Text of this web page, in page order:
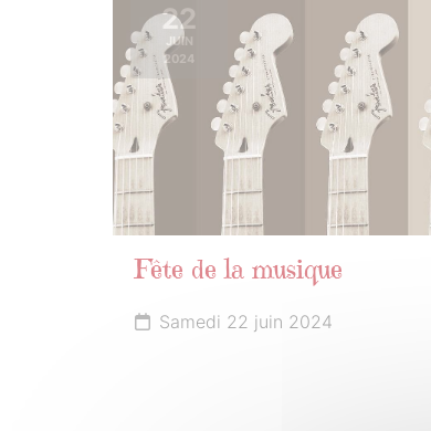
22
JUIN
2024
Fête de la musique
Samedi 22 juin 2024